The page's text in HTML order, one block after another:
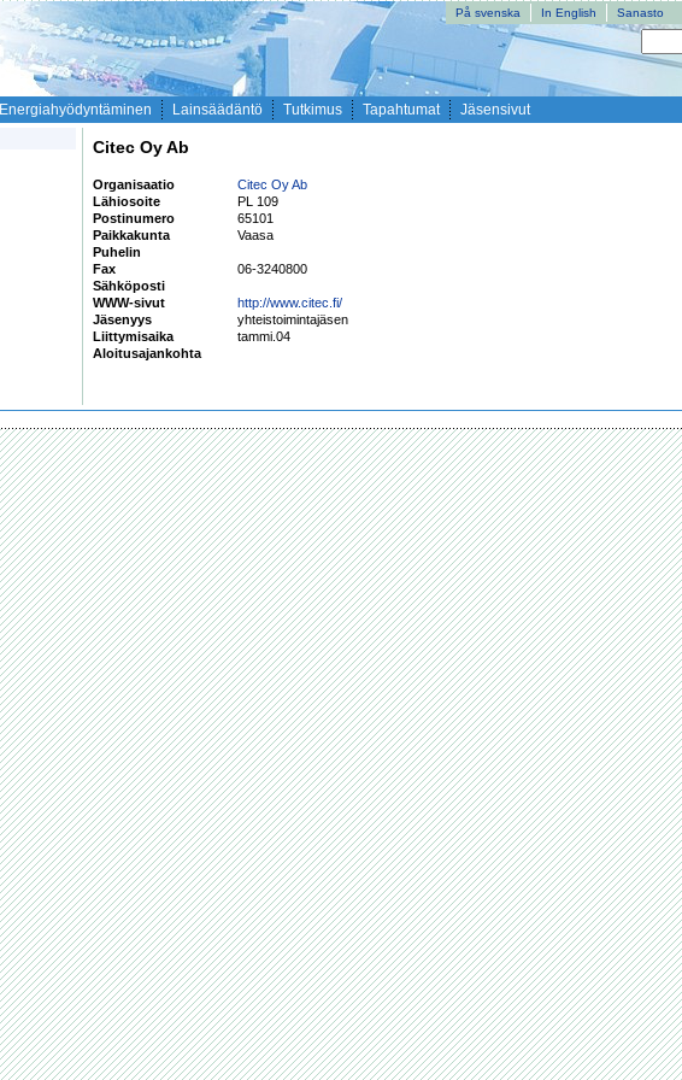
På svenska In English Sanasto
Energiahyödyntäminen Lainsäädäntö Tutkimus Tapahtumat Jäsensivut
Citec Oy Ab
Organisaatio
Citec Oy Ab
Lähiosoite
PL 109
Postinumero
65101
Paikkakunta
Vaasa
Puhelin
Fax
06-3240800
Sähköposti
WWW-sivut
http://www.citec.fi/
Jäsenyys
yhteistoimintajäsen
Liittymisaika
tammi.04
Aloitusajankohta